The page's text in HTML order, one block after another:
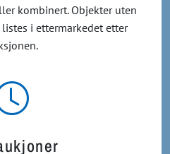
kombinert. Objekter uten
i ettermarkedet etter